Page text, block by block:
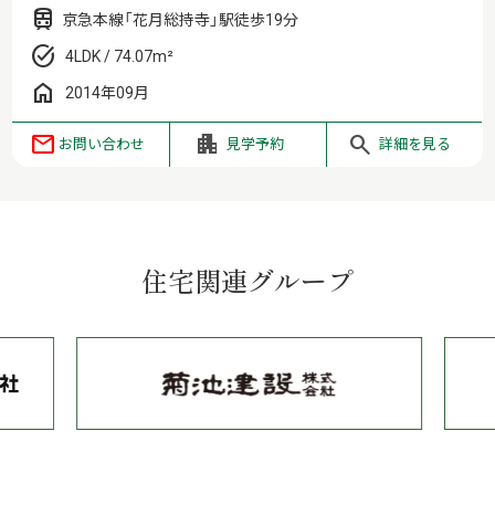
京急本線「花月総持寺」駅徒歩19分
4LDK / 74.07m²
2014年09月
お問い合わせ 見学予約 詳細を見る
住宅関連グループ